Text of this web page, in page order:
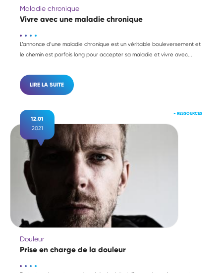
Maladie chronique
Vivre avec une maladie chronique
L’annonce d’une maladie chronique est un véritable bouleversement et
le chemin est parfois long pour accepter sa maladie et vivre avec...
LIRE LA SUITE
12.01
2021
● RESSOURCES
Douleur
Prise en charge de la douleur